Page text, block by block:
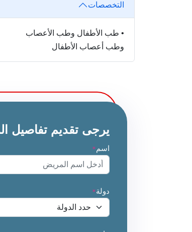
التخصصات
• طب الأطفال وطب الأعصاب
وطب أعصاب الأطفال
يرجى تقديم تفاصيل
اسم *
دولة*